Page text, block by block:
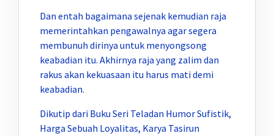
Dan entah bagaimana sejenak kemudian raja
memerintahkan pengawalnya agar segera
membunuh dirinya untuk menyongsong
keabadian itu. Akhirnya raja yang zalim dan
rakus akan kekuasaan itu harus mati demi
keabadian.
Dikutip dari Buku Seri Teladan Humor Sufistik,
Harga Sebuah Loyalitas, Karya Tasirun